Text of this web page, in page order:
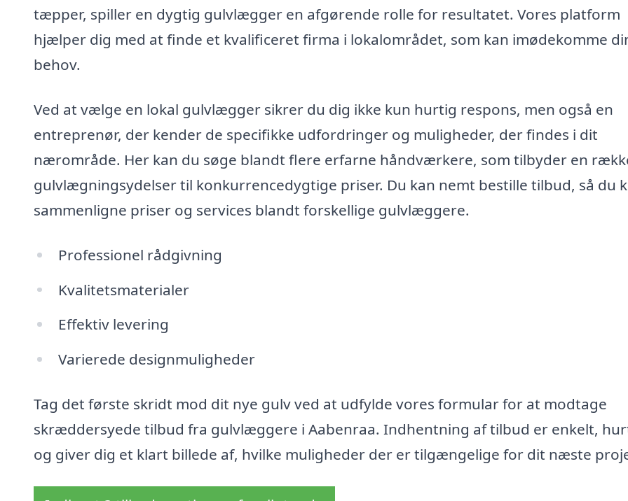
tæpper, spiller en dygtig gulvlægger en afgørende rolle for resultatet. Vores platform
hjælper dig med at finde et kvalificeret firma i lokalområdet, som kan imødekomme
behov.
Ved at vælge en lokal gulvlægger sikrer du dig ikke kun hurtig respons, men også en
entreprenør, der kender de specifikke udfordringer og muligheder, der findes i dit
nærområde. Her kan du søge blandt flere erfarne håndværkere, som tilbyder en
gulvlægningsydelser til konkurrencedygtige priser. Du kan nemt bestille tilbud, så du
sammenligne priser og services blandt forskellige gulvlæggere.
Professionel rådgivning
Kvalitetsmaterialer
Effektiv levering
Varierede designmuligheder
Tag det første skridt mod dit nye gulv ved at udfylde vores formular for at modtage
skræddersyede tilbud fra gulvlæggere i Aabenraa. Indhentning af tilbud er enkelt,
og giver dig et klart billede af, hvilke muligheder der er tilgængelige for dit næste